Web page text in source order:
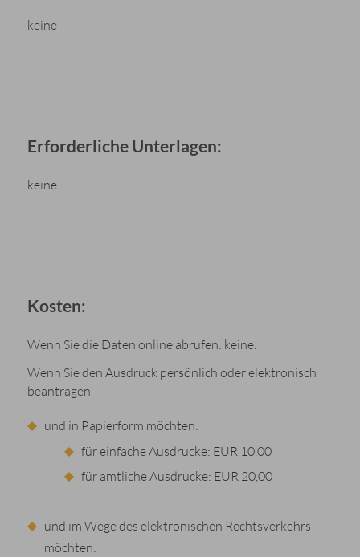
keine
Erforderliche Unterlagen:
keine
Kosten:
Wenn Sie die Daten online abrufen: keine.
Wenn Sie den Ausdruck persönlich oder elektronisch
beantragen
und in Papierform möchten:
für einfache Ausdrucke: EUR 10,00
für amtliche Ausdrucke: EUR 20,00
und im Wege des elektronischen Rechtsverkehrs
möchten: